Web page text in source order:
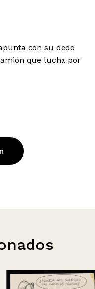
con su dedo
que lucha por